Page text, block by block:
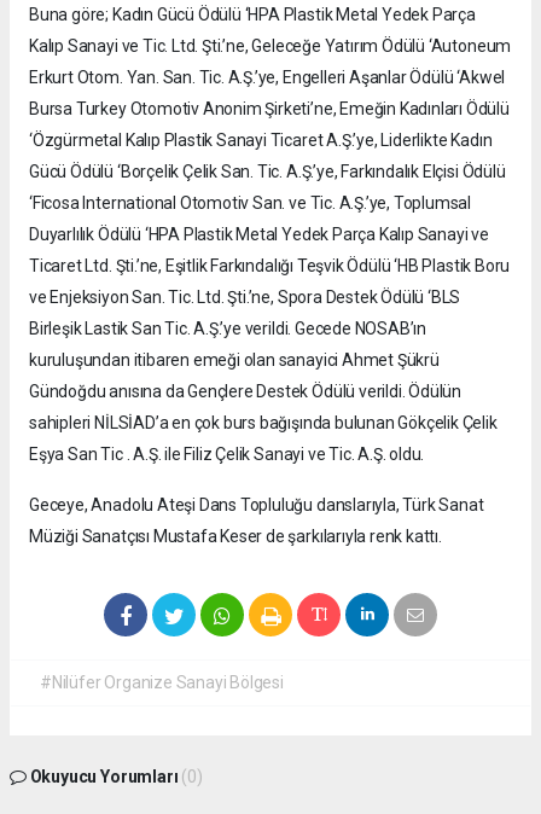
Buna göre; Kadın Gücü Ödülü ‘HPA Plastik Metal Yedek Parça
Kalıp Sanayi ve Tic. Ltd. Şti.’ne, Geleceğe Yatırım Ödülü ‘Autoneum
Erkurt Otom. Yan. San. Tic. A.Ş.’ye, Engelleri Aşanlar Ödülü ‘Akwel
Bursa Turkey Otomotiv Anonim Şirketi’ne, Emeğin Kadınları Ödülü
‘Özgürmetal Kalıp Plastik Sanayi Ticaret A.Ş.’ye, Liderlikte Kadın
Gücü Ödülü ‘Borçelik Çelik San. Tic. A.Ş.’ye, Farkındalık Elçisi Ödülü
‘Ficosa International Otomotiv San. ve Tic. A.Ş.’ye, Toplumsal
Duyarlılık Ödülü ‘HPA Plastik Metal Yedek Parça Kalıp Sanayi ve
Ticaret Ltd. Şti.’ne, Eşitlik Farkındalığı Teşvik Ödülü ‘HB Plastik Boru
ve Enjeksiyon San. Tic. Ltd. Şti.’ne, Spora Destek Ödülü ‘BLS
Birleşik Lastik San Tic. A.Ş.’ye verildi. Gecede NOSAB’ın
kuruluşundan itibaren emeği olan sanayici Ahmet Şükrü
Gündoğdu anısına da Gençlere Destek Ödülü verildi. Ödülün
sahipleri NİLSİAD’a en çok burs bağışında bulunan Gökçelik Çelik
Eşya San Tic . A.Ş. ile Filiz Çelik Sanayi ve Tic. A.Ş. oldu.
Geceye, Anadolu Ateşi Dans Topluluğu danslarıyla, Türk Sanat
Müziği Sanatçısı Mustafa Keser de şarkılarıyla renk kattı.
#Nilüfer Organize Sanayi Bölgesi
Okuyucu Yorumları (0)